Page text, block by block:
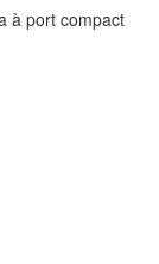
à port compact